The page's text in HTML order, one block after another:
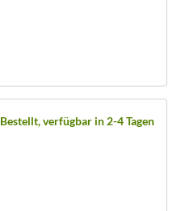
Bestellt, verfügbar in 2-4 Tagen